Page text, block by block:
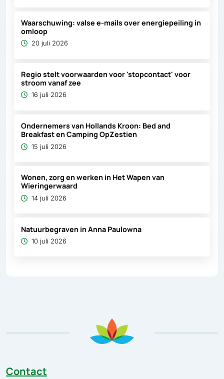
Waarschuwing: valse e-mails over energiepeiling in
omloop
20 juli 2026
Regio stelt voorwaarden voor 'stopcontact' voor
stroom vanaf zee
16 juli 2026
Ondernemers van Hollands Kroon: Bed and
Breakfast en Camping OpZestien
15 juli 2026
Wonen, zorg en werken in Het Wapen van
Wieringerwaard
14 juli 2026
Natuurbegraven in Anna Paulowna
10 juli 2026
Contact